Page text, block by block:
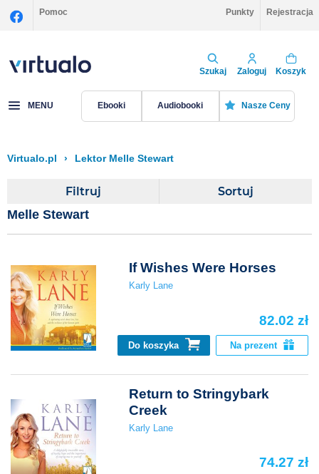
Pomoc Punkty Rejestracja
Szukaj Zaloguj Koszyk
MENU Ebooki Audiobooki Nasze Ceny
Virtualo.pl › Lektor Melle Stewart
Filtruj Sortuj
Melle Stewart
If Wishes Were Horses
Karly Lane
82.02 zł
Do koszyka Na prezent
Return to Stringybark
Creek
Karly Lane
74.27 zł